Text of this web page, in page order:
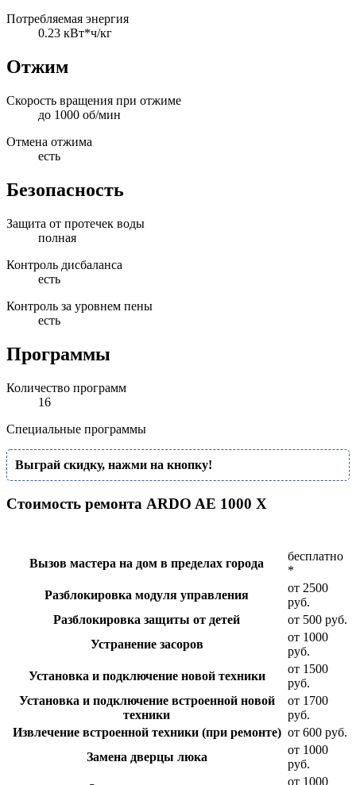
Потребляемая энергия
0.23 кВт*ч/кг
Отжим
Скорость вращения при отжиме
до 1000 об/мин
Отмена отжима
есть
Безопасность
Защита от протечек воды
полная
Контроль дисбаланса
есть
Контроль за уровнем пены
есть
Программы
Количество программ
16
Специальные программы
Выграй скидку, нажми на кнопку!
Стоимость ремонта ARDO AE 1000 X
Вызов мастера на дом в пределах города
бесплатно
*
Разблокировка модуля управления
от 2500
руб.
Разблокировка защиты от детей
от 500 руб.
Устранение засоров
от 1000
руб.
Установка и подключение новой техники
от 1500
руб.
Установка и подключение встроенной новой
техники
от 1700
руб.
Извлечение встроенной техники (при ремонте) от 600 руб.
Замена дверцы люка
от 1000
руб.
от 1000